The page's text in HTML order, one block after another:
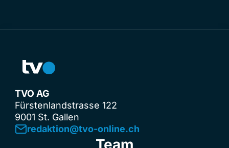
TVO AG
Fürstenlandstrasse 122
9001 St. Gallen
redaktion@tvo-online.ch
Team